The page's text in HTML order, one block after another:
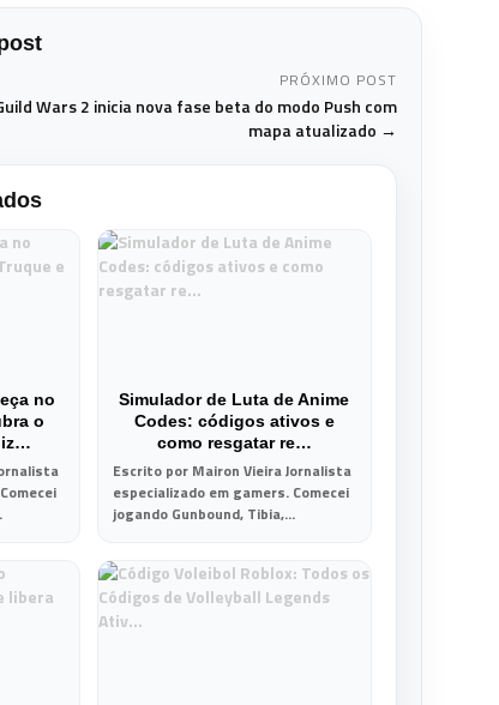
PRÓXIMO POST
Wars 2 inicia nova fase beta do modo Push com
mapa atualizado →
no
o
Simulador de Luta de Anime
Codes: códigos ativos e
como resgatar re…
Escrito por Mairon Vieira Jornalista
especializado em gamers. Comecei
jogando Gunbound, Tibia,...